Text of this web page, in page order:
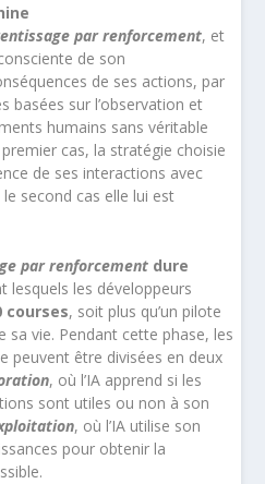
par renforcement, et
de son
de ses actions, par
basées sur l’observation et
humains sans véritable
cas, la stratégie choisie
de ses interactions avec
second cas elle lui est
par renforcement dure
lesquels les développeurs
courses, soit plus qu’un pilote
vie. Pendant cette phase, les
peuvent être divisées en deux
, où l’IA apprend si les
sont utiles ou non à son
, où l’IA utilise son
pour obtenir la